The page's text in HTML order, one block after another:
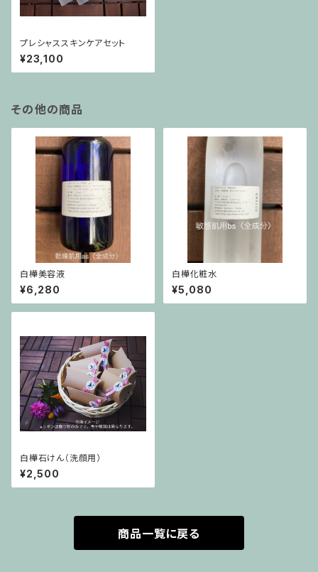
プレシャススキンケアセット
¥23,100
その他の商品
白樺美容液
¥6,280
白樺化粧水
¥5,080
白樺石けん（洗顔用）
¥2,500
商品一覧に戻る